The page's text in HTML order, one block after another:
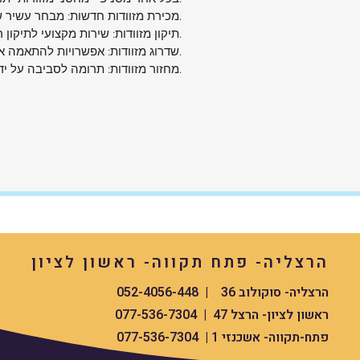
Expandable 79
79 ס"מ
48 ס"מ
31 ס"מ
3.6 ק"ג
TSA מובנה
קיימת
הנתונים מבוססים על מפרט היצרן של
Samsonite.
מכירת מזוודות חדשות: מבחר עשיר של מזוודות איכותיות מכל הסוגים והגדלים.
תיקון מזוודות: שירות מקצועי לתיקון רוכסנים, גלגלים, ידיות ומנגנונים טלסקופיים.
שדרוג מזוודות: אפשרויות להתאמה אישית של מזוודות ישנות.
מחזור מזוודות: תרומה לסביבה על ידי מחזור המזוודה הישנה שלך.
הרצליה- פתח תקווה- ראשון לציון
הרצליה- סוקולוב 36 | 052-4056-448
ראשון לציון- הרצל 47 | 077-536-7304
פתח-תקווה- אשכנזי 1 | 077-536-7304